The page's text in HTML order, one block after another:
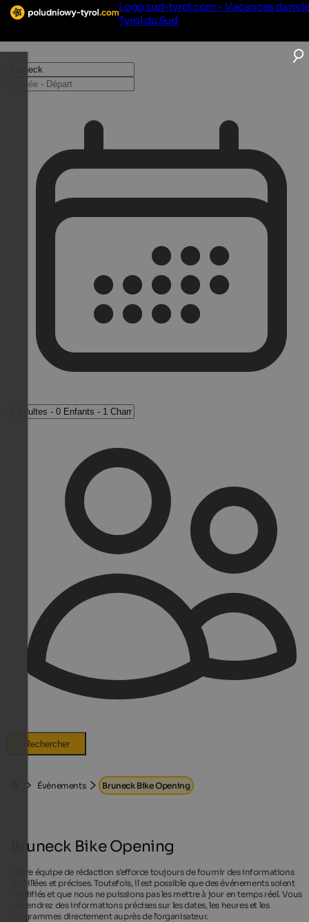
Logo sud-tyrol.com - Vacances dans
Tyrol du Sud
Rechercher
Événements Bruneck Bike Opening
Bruneck Bike Opening
Notre équipe de rédaction s'efforce toujours de fournir des informations
détaillées et précises. Toutefois, il est possible que des événements soient
modifiés et que nous ne puissions pas les mettre à jour en temps réel. Vous
obtiendrez des informations précises sur les dates, les heures et les
programmes directement auprès de l'organisateur.